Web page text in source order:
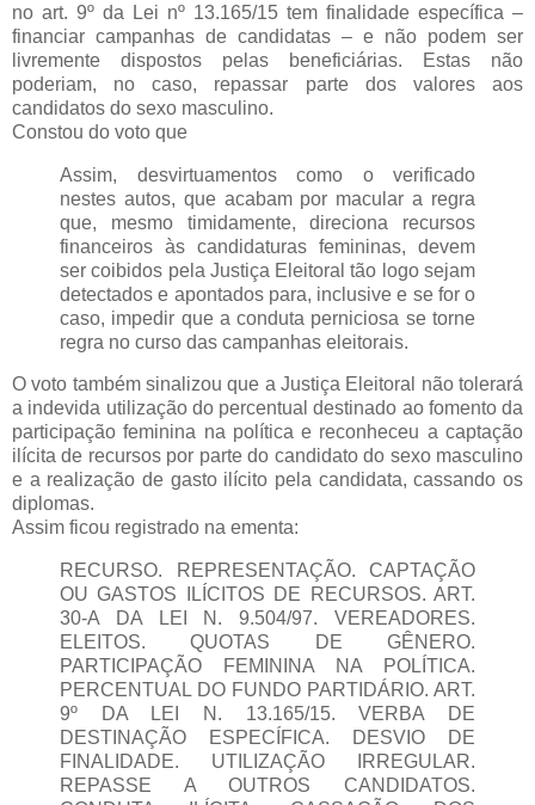
no art. 9º da Lei nº 13.165/15 tem finalidade específica –
financiar campanhas de candidatas – e não podem ser
livremente dispostos pelas beneficiárias. Estas não
poderiam, no caso, repassar parte dos valores aos
candidatos do sexo masculino.
Constou do voto que
Assim, desvirtuamentos como o verificado
nestes autos, que acabam por macular a regra
que, mesmo timidamente, direciona recursos
financeiros às candidaturas femininas, devem
ser coibidos pela Justiça Eleitoral tão logo sejam
detectados e apontados para, inclusive e se for o
caso, impedir que a conduta perniciosa se torne
regra no curso das campanhas eleitorais.
O voto também sinalizou que a Justiça Eleitoral não tolerará
a indevida utilização do percentual destinado ao fomento da
participação feminina na política e reconheceu a captação
ilícita de recursos por parte do candidato do sexo masculino
e a realização de gasto ilícito pela candidata, cassando os
diplomas.
Assim ficou registrado na ementa:
RECURSO. REPRESENTAÇÃO. CAPTAÇÃO
OU GASTOS ILÍCITOS DE RECURSOS. ART.
30-A DA LEI N. 9.504/97. VEREADORES.
ELEITOS. QUOTAS DE GÊNERO.
PARTICIPAÇÃO FEMININA NA POLÍTICA.
PERCENTUAL DO FUNDO PARTIDÁRIO. ART.
9º DA LEI N. 13.165/15. VERBA DE
DESTINAÇÃO ESPECÍFICA. DESVIO DE
FINALIDADE. UTILIZAÇÃO IRREGULAR.
REPASSE A OUTROS CANDIDATOS.